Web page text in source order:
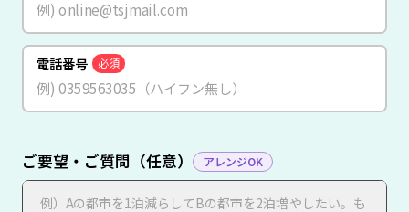
電話番号 必須
ご要望・ご質問（任意） アレンジOK